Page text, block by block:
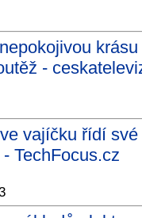
-
vajíčku řídí
TechFocus.cz